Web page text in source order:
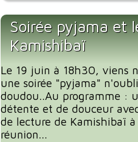
Soirée pyjama et
Kamishibaï
Le 19 juin à 18h30, viens
une soirée "pyjama"
doudou..Au programme :
détente et de douceur
de lecture de Kamishibaï
réunion...